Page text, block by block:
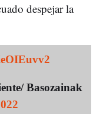
despejar la
Basozainak